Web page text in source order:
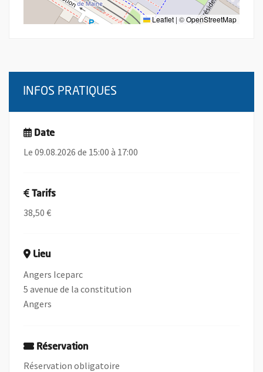
Leaflet | ©OpenStreetMap
INFOS PRATIQUES
Date
Le 09.08.2026 de 15:00 à 17:00
Tarifs
38,50 €
Lieu
Angers Iceparc
5 avenue de la constitution
Angers
Réservation
Réservation obligatoire